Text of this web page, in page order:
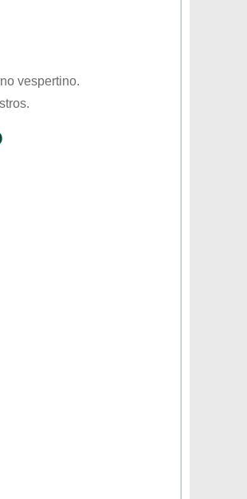
vespertino.